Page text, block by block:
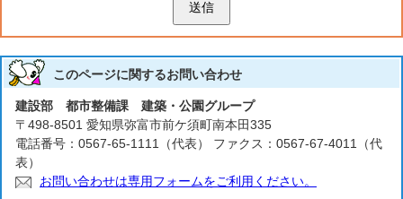
送信
このページに関するお問い合わせ
建設部 都市整備課 建築・公園グループ
〒498-8501 愛知県弥富市前ケ須町南本田335
電話番号：0567-65-1111（代表） ファクス：0567-67-4011（代
表）
お問い合わせは専用フォームをご利用ください。